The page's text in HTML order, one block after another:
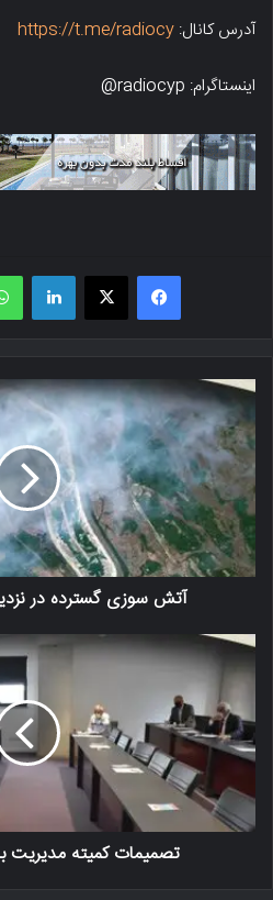
آدرس کانال: https://t.me/radiocy
اینستاگرام: radiocyp@
فیسبوک X
آتش سوزی گسترده در